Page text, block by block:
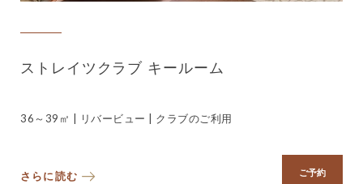
ストレイツクラブ キールーム
36～39㎡ | リバービュー | クラブのご利用
さらに読む ご予約